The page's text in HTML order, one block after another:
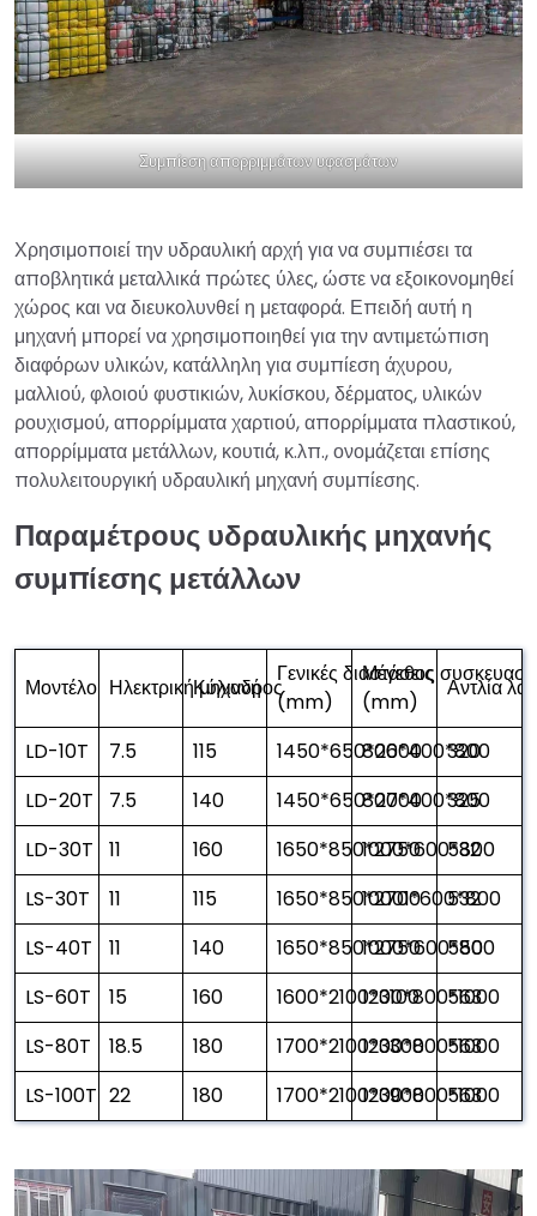
Συμπίεση απορριμμάτων υφασμάτων
Χρησιμοποιεί την υδραυλική αρχή για να συμπιέσει τα
αποβλητικά μεταλλικά πρώτες ύλες, ώστε να εξοικονομηθεί
χώρος και να διευκολυνθεί η μεταφορά. Επειδή αυτή η
μηχανή μπορεί να χρησιμοποιηθεί για την αντιμετώπιση
διαφόρων υλικών, κατάλληλη για συμπίεση άχυρου,
μαλλιού, φλοιού φυστικιών, λυκίσκου, δέρματος, υλικών
ρουχισμού, απορρίμματα χαρτιού, απορρίμματα πλαστικού,
απορρίμματα μετάλλων, κουτιά, κ.λπ., ονομάζεται επίσης
πολυλειτουργική υδραυλική μηχανή συμπίεσης.
Παραμέτρους υδραυλικής μηχανής
συμπίεσης μετάλλων
Μοντέλο Ηλεκτρική μηχανή
Κύλινδρος
Γενικές διαστάσεις
(mm)
Μέγεθος
(mm)
Αντλία
LD-10T 7.5 115 1450*650*2600800*400*800
320
LD-20T
7.5 140 1450*650*2700800*400*800
325
LD-30T
11 160 1650*850*27501000*600*800
532
LS-30T
11 115 1650*850*270010001*600*800
532
LS-40T
11 140 1650*850*27501000*600*800
550
LS-60T
15 160 1600*2100*31001200*800*1000
563
LS-80T
18.5 180 1700*2100*33001200*800*1000
563
LS-100T 22 180 1700*2100*39001200*800*1000
563